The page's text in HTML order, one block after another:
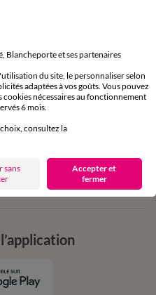
à la newsletter
de confirmation
Blancheporte et ses partenaires
du site, le personnaliser selon
adaptées à vos goûts. Vous pouvez
cookies nécessaires au fonctionnement
6 mois.
consultez la
sans
Accepter et
fermer